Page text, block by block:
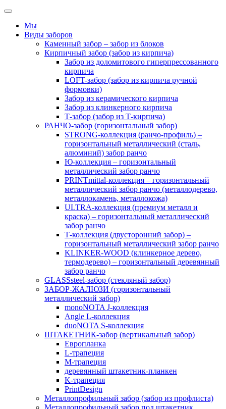
Мы
Виды заборов
Каменный забор – забор из блоков
Кирпичный забор (забор из кирпича)
Забор из доломитового гиперпрессованного
кирпича
LOFT-забор (забор из кирпича ручной
формовки)
Забор из керамического кирпича
Забор из клинкерного кирпича
Т-забор (забор из Т-кирпича)
РАНЧО-забор (горизонтальный забор)
STRONG-коллекция (ранчо-профиль) –
горизонтальный металлический (сталь,
алюминий) забор ранчо
Ю-коллекция – горизонтальный
металлический забор ранчо
PRINTmittal-коллекция – горизонтальный
металлический забор ранчо (металлодерево,
металлокамень, металлокожа)
ULTRA-коллекция (премиум металл и
краска) – горизонтальный металлический
забор ранчо
Т-коллекция (двусторонний забор) –
горизонтальный металлический забор ранчо
KLINKER-WOOD (клинкерное дерево,
термодерево) – горизонтальный деревянный
забор ранчо
GLASSsteel-забор (стекляный забор)
ЗАБОР-ЖАЛЮЗИ (горизонтальный
металлический забор)
monoNOTA J-коллекция
Angle L-коллекция
duoNOTA S-коллекция
ШТАКЕТНИК-забор (вертикальный забор)
Европланка
L-трапеция
M-трапеция
деревянный штакетник-планкен
K-трапеция
PrintDesign
Металлопрофильный забор (забор из профлиста)
Металлопрофильный забор под штакетник